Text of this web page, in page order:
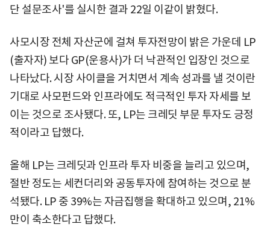
단 설문조사'를 실시한 결과 22일 이같이 밝혔다.
사모시장 전체 자산군에 걸쳐 투자전망이 밝은 가운데 LP
(출자자) 보다 GP(운용사)가 더 낙관적인 입장인 것으로
나타났다. 시장 사이클을 거치면서 계속 성과를 낼 것이란
기대로 사모펀드와 인프라에도 적극적인 투자 자세를 보
이는 것으로 조사됐다. 또, LP는 크레딧 부문 투자도 긍정
적이라고 답했다.
올해 LP는 크레딧과 인프라 투자 비중을 늘리고 있으며,
절반 정도는 세컨더리와 공동투자에 참여하는 것으로 분
석됐다. LP 중 39%는 자금집행을 확대하고 있으며, 21%
만이 축소한다고 답했다.